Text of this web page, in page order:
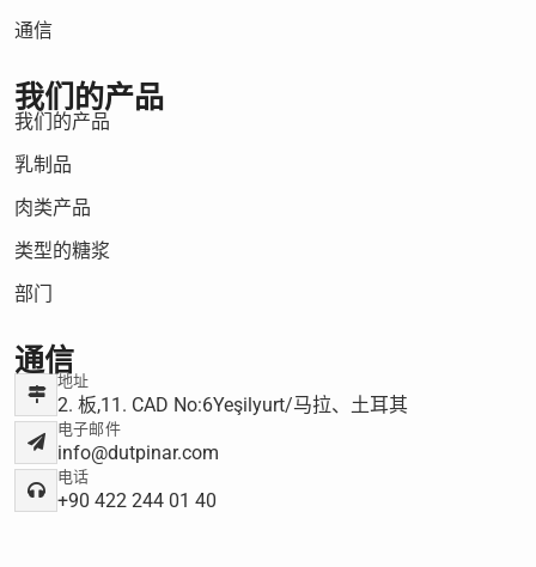
通信
我们的产品
我们的产品
乳制品
肉类产品
类型的糖浆
部门
通信
地址
2. 板,11. CAD No:6Yeşilyurt/马拉、土耳其
电子邮件
info@dutpinar.com
电话
+90 422 244 01 40